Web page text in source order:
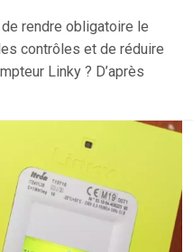
rendre obligatoire le
contrôles et de réduire
Linky ? D’après